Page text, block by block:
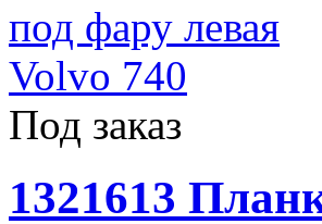
Под заказ
1321613